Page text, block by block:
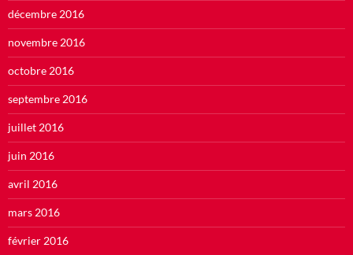
décembre 2016
novembre 2016
octobre 2016
septembre 2016
juillet 2016
juin 2016
avril 2016
mars 2016
février 2016